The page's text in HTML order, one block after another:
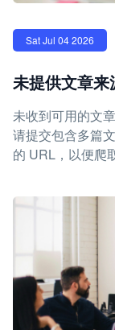
Sat Jul 04 2026
未提供文章来
未收到可用的文
请提交包含多篇
的 URL，以便爬